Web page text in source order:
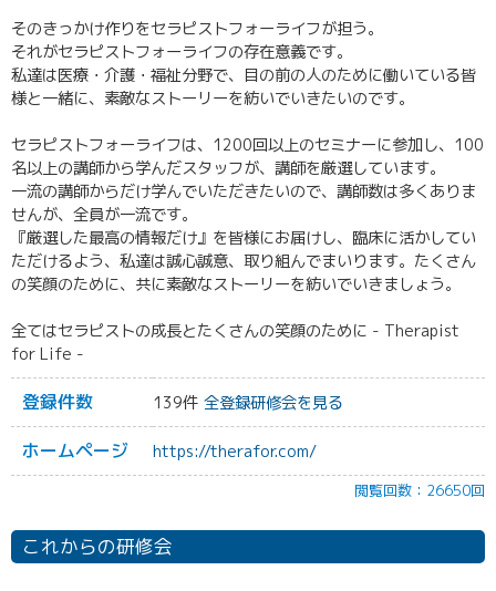
そのきっかけ作りをセラピストフォーライフが担う。
それがセラピストフォーライフの存在意義です。
私達は医療・介護・福祉分野で、目の前の人のために働いている皆
様と一緒に、素敵なストーリーを紡いでいきたいのです。
セラピストフォーライフは、1200回以上のセミナーに参加し、100
名以上の講師から学んだスタッフが、講師を厳選しています。
一流の講師からだけ学んでいただきたいので、講師数は多くありま
せんが、全員が一流です。
『厳選した最高の情報だけ』を皆様にお届けし、臨床に活かしてい
ただけるよう、私達は誠心誠意、取り組んでまいります。たくさん
の笑顔のために、共に素敵なストーリーを紡いでいきましょう。
全てはセラピストの成長とたくさんの笑顔のために - Therapist
for Life -
登録件数 139件 全登録研修会を見る
ホームページ https://therafor.com/
閲覧回数：26650回
これからの研修会